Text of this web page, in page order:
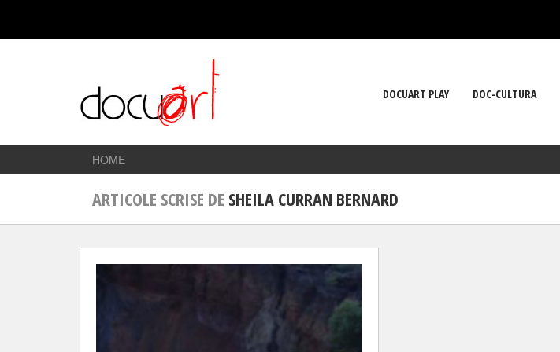
DOCUART PLAY DOC-CULTURA
HOME
ARTICOLE SCRISE DE SHEILA CURRAN BERNARD